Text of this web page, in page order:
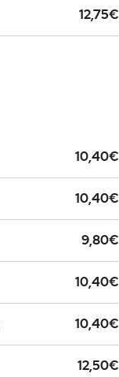
12,75€
10,40€
10,40€
9,80€
10,40€
10,40€
12,50€